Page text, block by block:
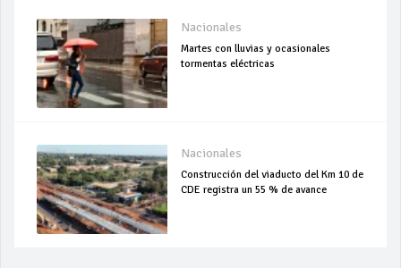
Nacionales
Martes con lluvias y ocasionales
tormentas eléctricas
Nacionales
Construcción del viaducto del Km 10 de
CDE registra un 55 % de avance